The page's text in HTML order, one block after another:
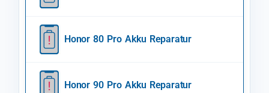
Honor 80 Pro Akku Reparatur
Honor 90 Pro Akku Reparatur